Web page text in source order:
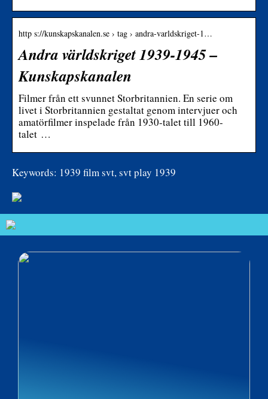
http s://kunskapskanalen.se › tag › andra-varldskriget-1…
Andra världskriget 1939-1945 –
Kunskapskanalen
Filmer från ett svunnet Storbritannien. En serie om
livet i Storbritannien gestaltat genom intervjuer och
amatörfilmer inspelade från 1930-talet till 1960-
talet …
Keywords: 1939 film svt, svt play 1939